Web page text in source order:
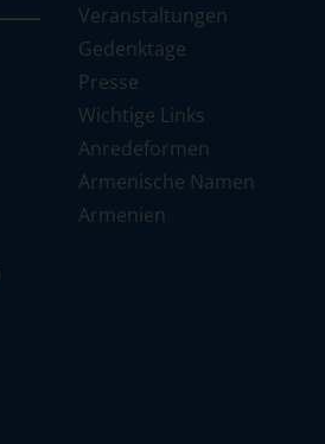
Veranstaltungen
Gedenktage
Presse
Wichtige Links
Anredeformen
Armenische Namen
Armenien